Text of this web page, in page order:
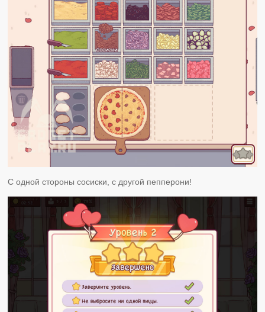
С одной стороны сосиски, с другой пепперони!